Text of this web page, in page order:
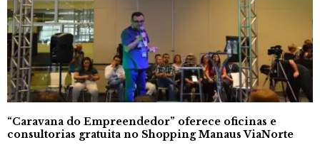
“Caravana do Empreendedor” oferece oficinas e
consultorias gratuita no Shopping Manaus ViaNorte